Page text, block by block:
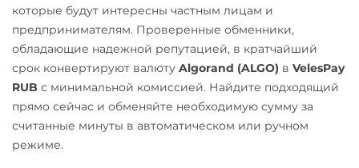
Pepe
Pol (ex-MATIC)
POL
Qtum
Ravencoin (RVN)
Газпромбанк RUB
Евразийский Банк KZT
ЕРИП Расчет BYN
Карта Unionpay CNY
Карта UZCARD UZS
которые будут интересны частным лицам и
предпринимателям. Проверенные обменники,
обладающие надежной репутацией, в кратчайший
срок конвертируют валюту Algorand (ALGO) в VelesPay
RUB с минимальной комиссией. Найдите подходящий
прямо сейчас и обменяйте необходимую сумму за
считанные минуты в автоматическом или ручном
режиме.